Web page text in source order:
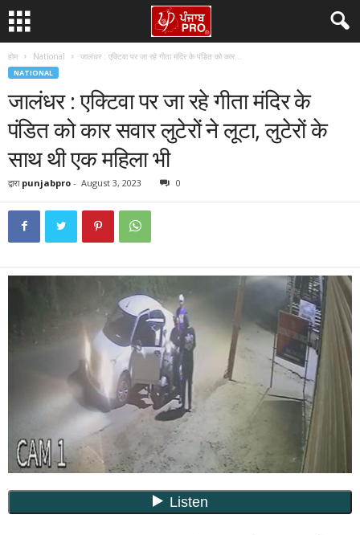
होम National जालंधर : एक्टिवा पर जा रहे गीता मंदिर के पंडित को कार...
NATIONAL
जालंधर : एक्टिवा पर जा रहे गीता मंदिर के
पंडित को कार सवार लुटेरों ने लूटा, लुटेरों के
साथ थी एक महिला भी
द्वारा punjabpro - August 3, 2023 0